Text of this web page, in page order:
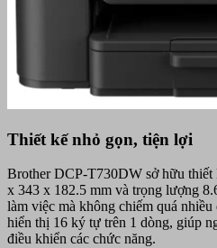
Thiết kế nhỏ gọn, tiện lợi
Brother DCP-T730DW sở hữu
x 343 x 182.5 mm và trọng lượng
làm việc mà không chiếm quá
hiển thị 16 ký tự trên 1 dòng, giúp
điều khiển các chức năng.